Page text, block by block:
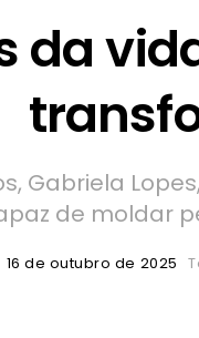
da
Gabriela
de moldar
16 de outubro de 2025